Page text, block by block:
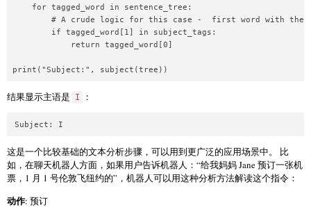
    for tagged_word in sentence_tree:
# A crude logic for this case -  first word with
        if tagged_word[1] in subject_tags:
            return tagged_word[0]
结果显示主语是 I ：
这是一个比较基础的文本分析步骤，可以用到更广泛的应用场景中。 比
如，在聊天机器人方面，如果用户告诉机器人：“给我妈妈 Jane 预订一张机
票，1 月 1 号伦敦飞纽约的”，机器人可以用这种分析方法解读这个指令：
动作: 预订